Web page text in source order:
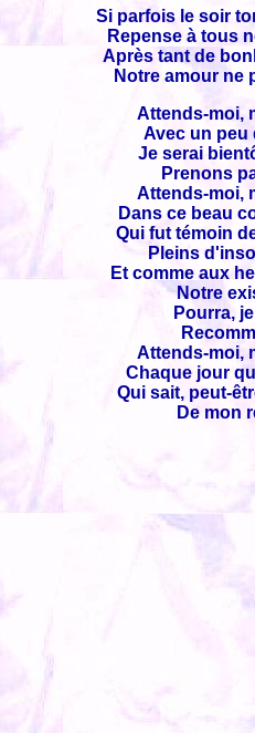
Si parfois le soir
Repense à tous
Après tant de
Notre amour ne
Attends-moi,
Avec un peu
Je serai
Prenons
Attends-moi,
Dans ce beau
Qui fut témoin
Pleins
Et comme aux
Notre
Pourra,
Attends-moi,
Chaque jour
Qui sait, peut-
De mon